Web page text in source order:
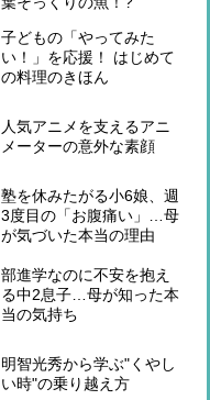
子どもの「やってみた
い！」を応援！ はじめて
の料理のきほん
人気アニメを支えるアニ
メーターの意外な素顔
塾を休みたがる小6娘、週
3度目の「お腹痛い」…母
が気づいた本当の理由
部進学なのに不安を抱え
る中2息子…母が知った本
当の気持ち
明智光秀から学ぶ"くやし
い時"の乗り越え方